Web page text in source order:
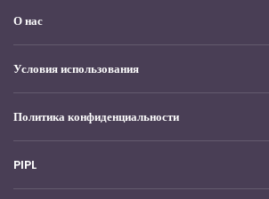
О нас
Условия использования
Политика конфиденциальности
PIPL